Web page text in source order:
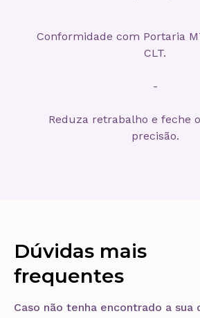
Conformidade com Portaria
CLT.
-
Reduza retrabalho e feche
precisão.
Dúvidas mais
frequentes
Caso não tenha encontrado a sua